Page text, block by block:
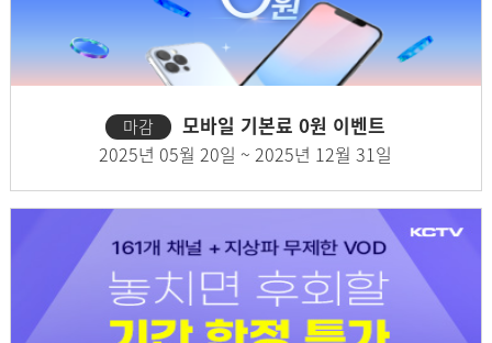
마감 모바일 기본료 0원 이벤트
2025년 05월 20일 ~ 2025년 12월 31일